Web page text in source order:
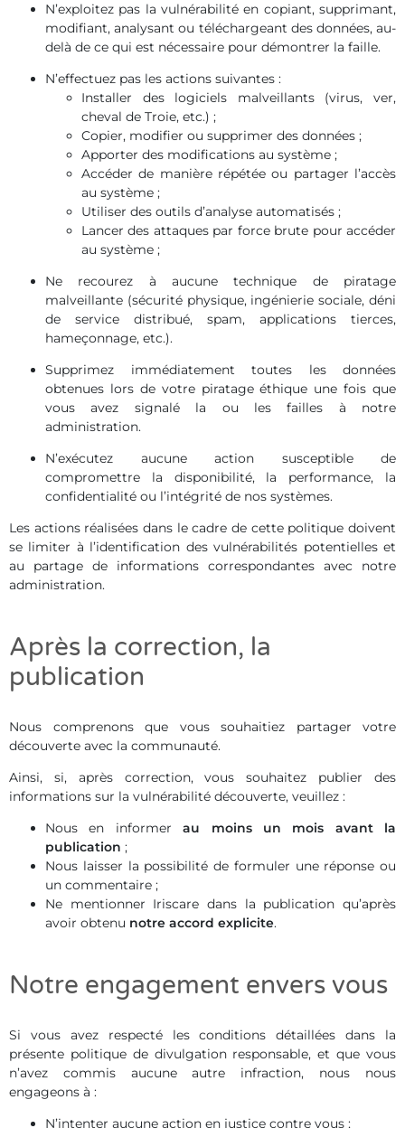
N’exploitez pas la vulnérabilité en copiant, supprimant,
modifiant, analysant ou téléchargeant des données, au-
delà de ce qui est nécessaire pour démontrer la faille.
N’effectuez pas les actions suivantes :
Installer des logiciels malveillants (virus, ver,
cheval de Troie, etc.) ;
Copier, modifier ou supprimer des données ;
Apporter des modifications au système ;
Accéder de manière répétée ou partager l’accès
au système ;
Utiliser des outils d’analyse automatisés ;
Lancer des attaques par force brute pour accéder
au système ;
Ne recourez à aucune technique de piratage
malveillante (sécurité physique, ingénierie sociale, déni
de service distribué, spam, applications tierces,
hameçonnage, etc.).
Supprimez immédiatement toutes les données
obtenues lors de votre piratage éthique une fois que
vous avez signalé la ou les failles à notre
administration.
N’exécutez aucune action susceptible de
compromettre la disponibilité, la performance, la
confidentialité ou l’intégrité de nos systèmes.
Les actions réalisées dans le cadre de cette politique doivent
se limiter à l’identification des vulnérabilités potentielles et
au partage de informations correspondantes avec notre
administration.
Après la correction, la
publication
Nous comprenons que vous souhaitiez partager votre
découverte avec la communauté.
Ainsi, si, après correction, vous souhaitez publier des
informations sur la vulnérabilité découverte, veuillez :
Nous en informerau moins un mois avant la
publication ;
Nous laisser la possibilité de formuler une réponse ou
un commentaire ;
Ne mentionner Iriscare dans la publication qu’après
avoir obtenu notre accord explicite.
Notre engagement envers vous
Si vous avez respecté les conditions détaillées dans la
présente politique de divulgation responsable, et que vous
n’avez commis aucune autre infraction, nous nous
engageons à :
N’intenter aucune action en justice contre vous ;